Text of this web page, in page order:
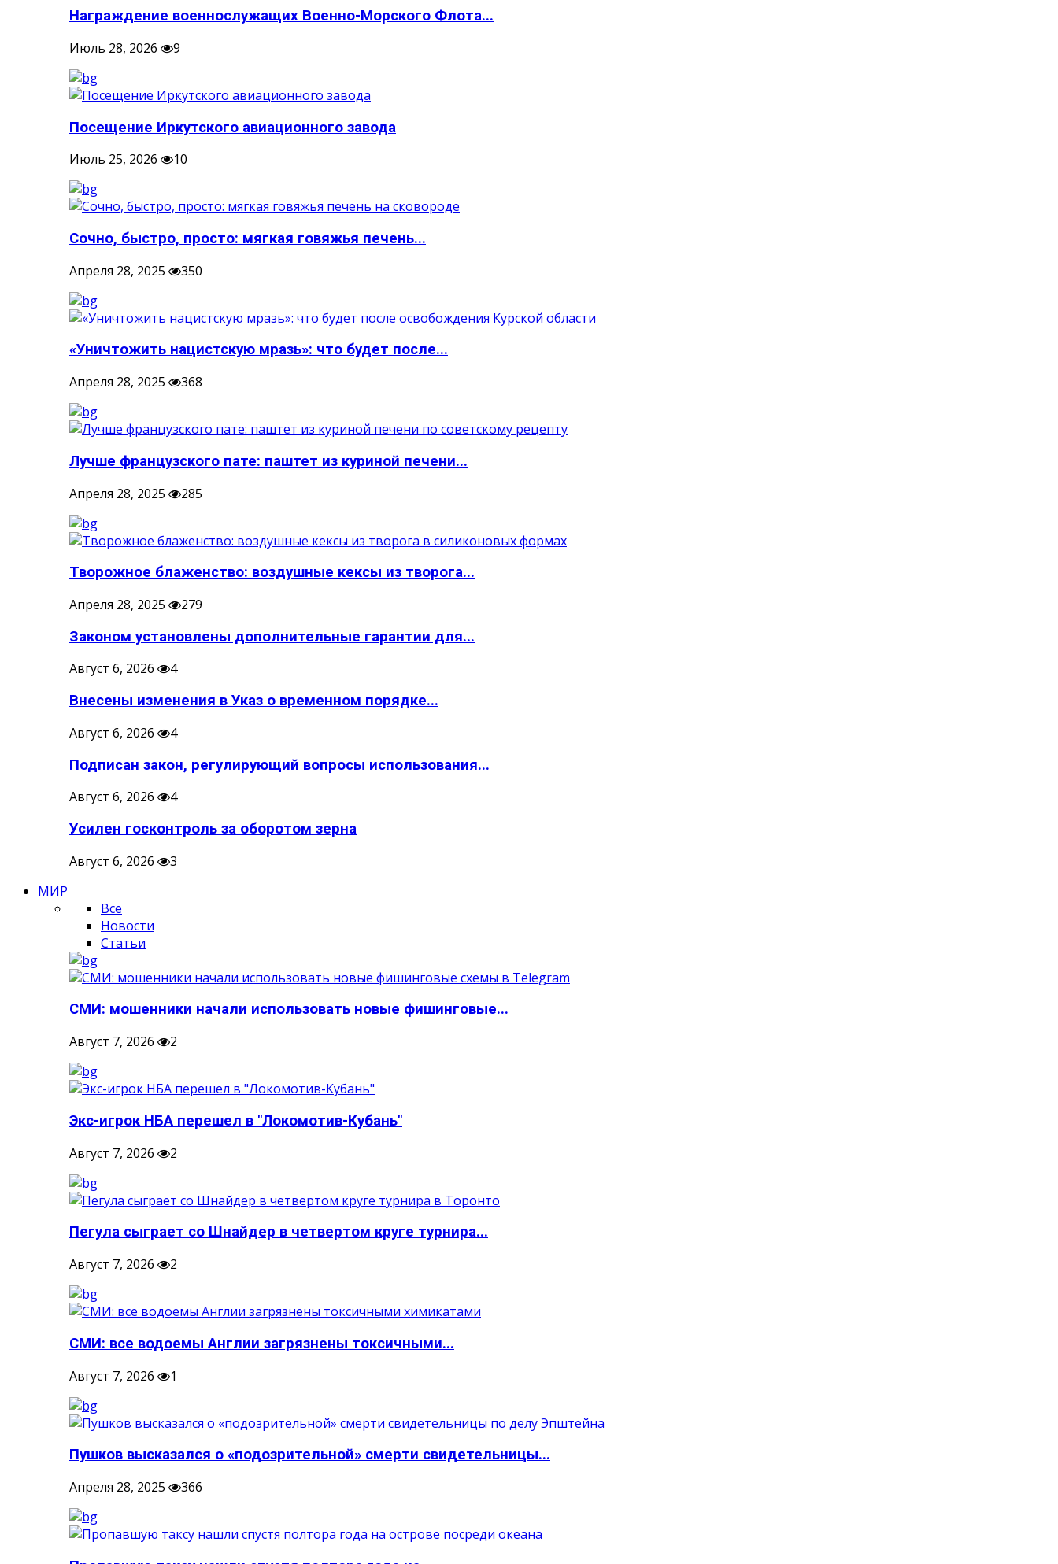
Награждение военнослужащих Военно-Морского Флота...
Июль 28, 2026
9
Посещение Иркутского авиационного завода
Июль 25, 2026
10
Сочно, быстро, просто: мягкая говяжья печень...
Апреля 28, 2025
350
«Уничтожить нацистскую мразь»: что будет после...
Апреля 28, 2025
368
Лучше французского пате: паштет из куриной печени...
Апреля 28, 2025
285
Творожное блаженство: воздушные кексы из творога...
Апреля 28, 2025
279
Законом установлены дополнительные гарантии для...
Август 6, 2026
4
Внесены изменения в Указ о временном порядке...
Август 6, 2026
4
Подписан закон, регулирующий вопросы использования...
Август 6, 2026
4
Усилен госконтроль за оборотом зерна
Август 6, 2026
3
МИР
Все
Новости
Статьи
СМИ: мошенники начали использовать новые фишинговые...
Август 7, 2026
2
Экс-игрок НБА перешел в "Локомотив-Кубань"
Август 7, 2026
2
Пегула сыграет со Шнайдер в четвертом круге турнира...
Август 7, 2026
2
СМИ: все водоемы Англии загрязнены токсичными...
Август 7, 2026
1
Пушков высказался о «подозрительной» смерти свидетельницы...
Апреля 28, 2025
366